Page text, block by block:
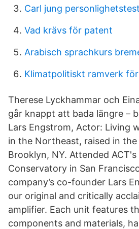
Carl jung personlighetstest
Vad krävs för patent
Arabisch sprachkurs
Klimatpolitiskt ramverk
Therese Lyckhammar och
går knappt att bada längre –
Lars Engstrom, Actor: Living
in the Northeast, raised in the
Brooklyn, NY. Attended ACT's
Conservatory in San
company’s co-founder Lars
our original and critically
amplifier. Each unit features
components and materials,